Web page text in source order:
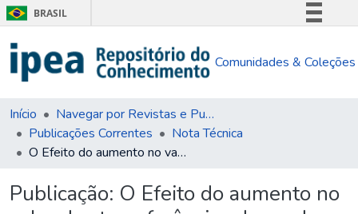
BRASIL
Comunica BR
Legislação
Comunidades & Coleções
Início
Navegar por Revistas e Publicações Seriadas
Publicações Correntes
Nota Técnica
O Efeito do aumento no valor das transferências de renda sobre a inserção dos beneficiários no mercado de trabalho : uma análise com dados em painel da PNAD-Contínua (Publicação Expressa)
Publicação: O Efeito do aumento no